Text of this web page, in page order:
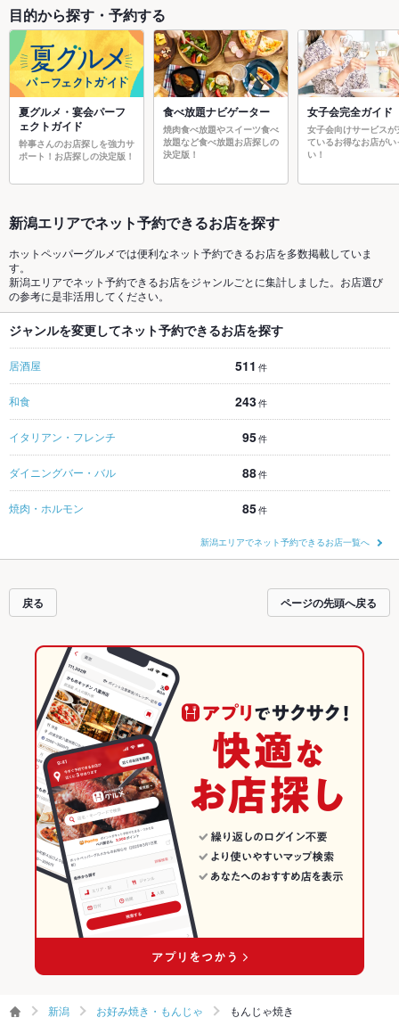
目的から探す・予約する
夏グルメ・宴会パーフ
ェクトガイド
幹事さんのお店探しを強力サ
ポート！お店探しの決定版！
食べ放題ナビゲーター
焼肉食べ放題やスイーツ食べ
放題など食べ放題お店探しの
決定版！
女子会完全ガイド
女子会向けサービスが
ているお得なお店がい
い！
新潟エリアでネット予約できるお店を探す
ホットペッパーグルメでは便利なネット予約できるお店を多数掲載していま
す。
新潟エリアでネット予約できるお店をジャンルごとに集計しました。お店選び
の参考に是非活用してください。
ジャンルを変更してネット予約できるお店を探す
居酒屋 511 件
和食 243件
イタリアン・フレンチ 95件
ダイニングバー・バル 88件
焼肉・ホルモン 85件
新潟エリアでネット予約できるお店一覧へ
戻る ページの先頭へ戻る
新潟 お好み焼き・もんじゃ もんじゃ焼き